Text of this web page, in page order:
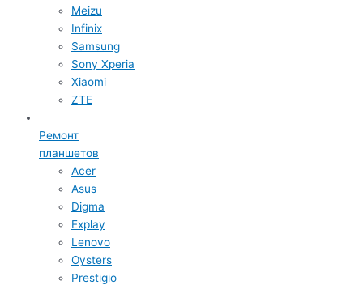
Meizu
Infinix
Samsung
Sony Xperia
Xiaomi
ZTE
Ремонт
планшетов
Acer
Asus
Digma
Explay
Lenovo
Oysters
Prestigio